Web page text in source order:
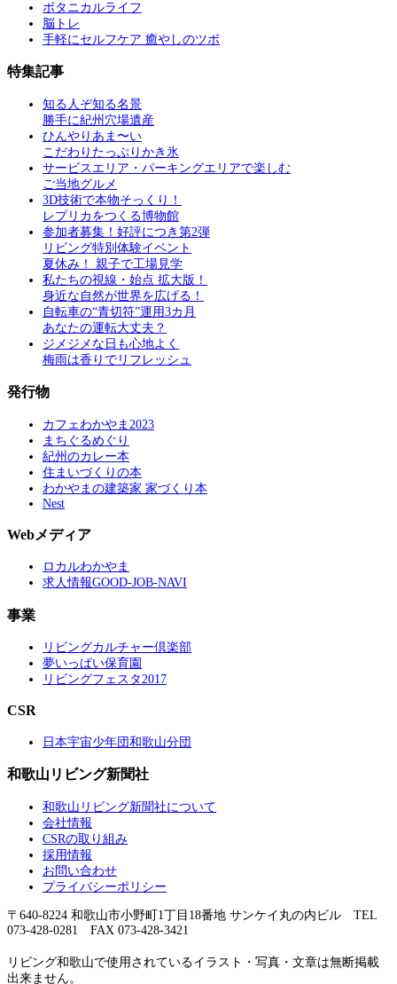
ボタニカルライフ
脳トレ
手軽にセルフケア 癒やしのツボ
特集記事
知る人ぞ知る名景
勝手に紀州穴場遺産
ひんやりあま〜い
こだわりたっぷりかき氷
サービスエリア・パーキングエリアで楽しむ
ご当地グルメ
3D技術で本物そっくり！
レプリカをつくる博物館
参加者募集！好評につき第2弾
リビング特別体験イベント
夏休み！ 親子で工場見学
私たちの視線・始点 拡大版！
身近な自然が世界を広げる！
自転車の“青切符”運用3カ月
あなたの運転大丈夫？
ジメジメな日も心地よく
梅雨は香りでリフレッシュ
発行物
カフェわかやま2023
まちぐるめぐり
紀州のカレー本
住まいづくりの本
わかやまの建築家 家づくり本
Nest
Webメディア
ロカルわかやま
求人情報GOOD-JOB-NAVI
事業
リビングカルチャー倶楽部
夢いっぱい保育園
リビングフェスタ2017
CSR
日本宇宙少年団和歌山分団
和歌山リビング新聞社
和歌山リビング新聞社について
会社情報
CSRの取り組み
採用情報
お問い合わせ
プライバシーポリシー
〒640-8224 和歌山市小野町1丁目18番地 サンケイ丸の内ビル TEL
073-428-0281 FAX 073-428-3421
リビング和歌山で使用されているイラスト・写真・文章は無断掲載
出来ません。